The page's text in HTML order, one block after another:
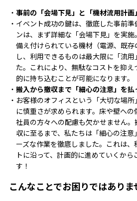
事前の「会場下見」と「機材流用計画」
イベント成功の鍵は、徹底した事前
ンは、まず詳細な「会場下見」を実
備え付けられている機材（電源、既
し、利用できるものは最大限に「流
た。これにより、無駄なコストを抑
的に持ち込むことが可能になります。
搬入から撤収まで「細心の注意」を払
お客様のオフィスという「大切な場
に慎重さが求められます。床や壁へ
社員の方々への配慮も欠かせません
収に至るまで、私たちは「細心の注
ーズな作業を徹底しました。これは
トに沿って、計画的に進めていくか
す！
こんなことでお困りではありま